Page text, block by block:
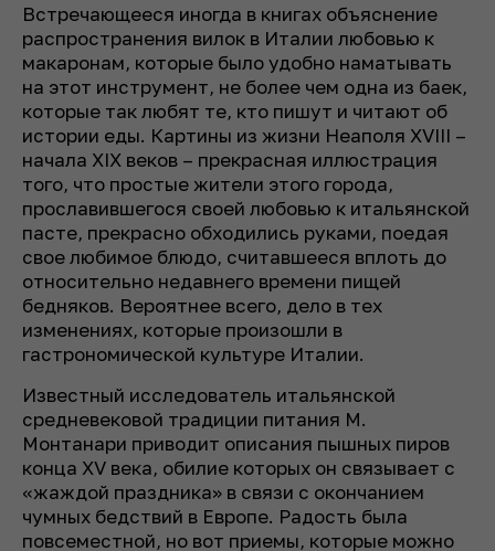
Встречающееся иногда в книгах объяснение
распространения вилок в Италии любовью к
макаронам, которые было удобно наматывать
на этот инструмент, не более чем одна из баек,
которые так любят те, кто пишут и читают об
истории еды. Картины из жизни Неаполя XVIII –
начала XIX веков – прекрасная иллюстрация
того, что простые жители этого города,
прославившегося своей любовью к итальянской
пасте, прекрасно обходились руками, поедая
свое любимое блюдо, считавшееся вплоть до
относительно недавнего времени пищей
бедняков. Вероятнее всего, дело в тех
изменениях, которые произошли в
гастрономической культуре Италии.
Известный исследователь итальянской
средневековой традиции питания М.
Монтанари приводит описания пышных пиров
конца XV века, обилие которых он связывает с
«жаждой праздника» в связи с окончанием
чумных бедствий в Европе. Радость была
повсеместной, но вот приемы, которые можно